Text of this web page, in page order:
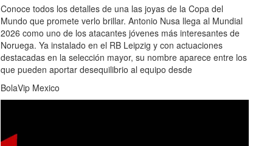
Conoce todos los detalles de una las joyas de la Copa del
Mundo que promete verlo brillar. Antonio Nusa llega al Mundial
2026 como uno de los atacantes jóvenes más interesantes de
Noruega. Ya instalado en el RB Leipzig y con actuaciones
destacadas en la selección mayor, su nombre aparece entre los
que pueden aportar desequilibrio al equipo desde
BolaVip Mexico